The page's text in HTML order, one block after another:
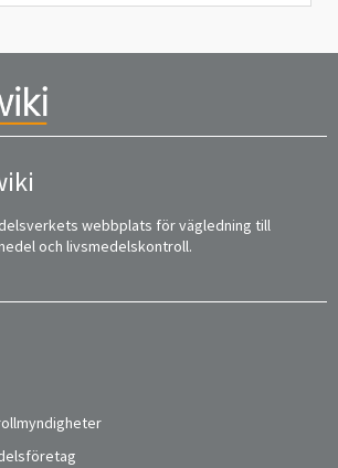
webbplats för vägledning till
och livsmedelskontroll.